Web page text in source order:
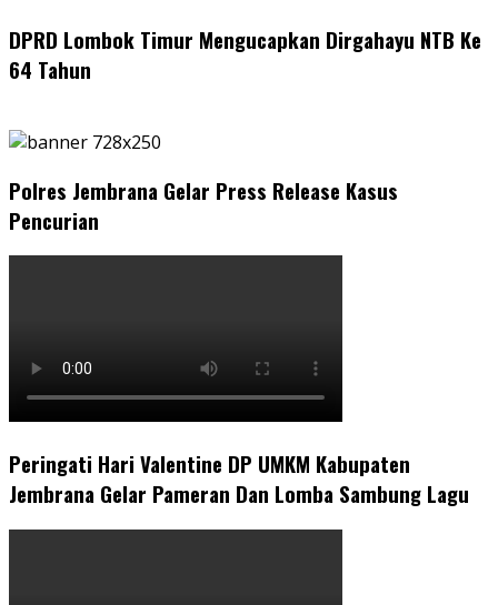
DPRD Lombok Timur Mengucapkan Dirgahayu NTB Ke
64 Tahun
Polres Jembrana Gelar Press Release Kasus
Pencurian
Peringati Hari Valentine DP UMKM Kabupaten
Jembrana Gelar Pameran Dan Lomba Sambung Lagu